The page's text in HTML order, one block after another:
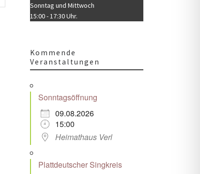
Sonntag und Mittwoch
15:00 - 17:30 Uhr.
Kommende
Veranstaltungen
Sonntagsöffnung
09.08.2026
15:00
Heimathaus Verl
Plattdeutscher Singkreis